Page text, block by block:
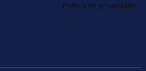
Política de privacidade